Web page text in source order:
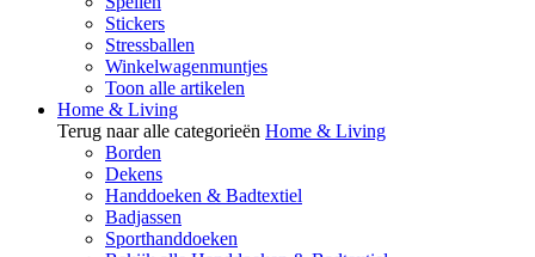
Stickers
Stressballen
Winkelwagenmuntjes
Toon alle artikelen
Home & Living
Terug naar alle categorieën Home & Living
Borden
Dekens
Handdoeken & Badtextiel
Badjassen
Sporthanddoeken